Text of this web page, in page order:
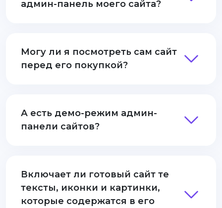
админ-панель моего сайта?
Могу ли я посмотреть сам сайт
перед его покупкой?
А есть демо-режим админ-
панели сайтов?
Включает ли готовый сайт те
тексты, иконки и картинки,
которые содержатся в его